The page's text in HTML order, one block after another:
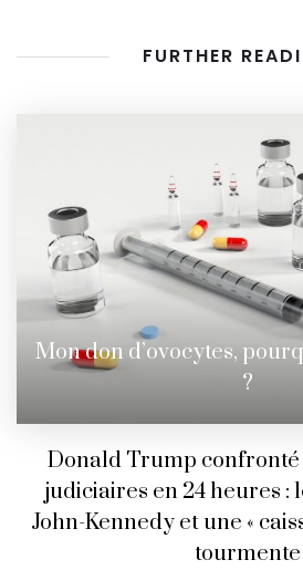
FURTHER
Mon don d’ovocytes,
?
Donald Trump confronté
judiciaires en 24 heures :
John-Kennedy et une «
tourmente